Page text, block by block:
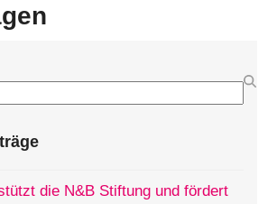
die N&B Stiftung und fördert